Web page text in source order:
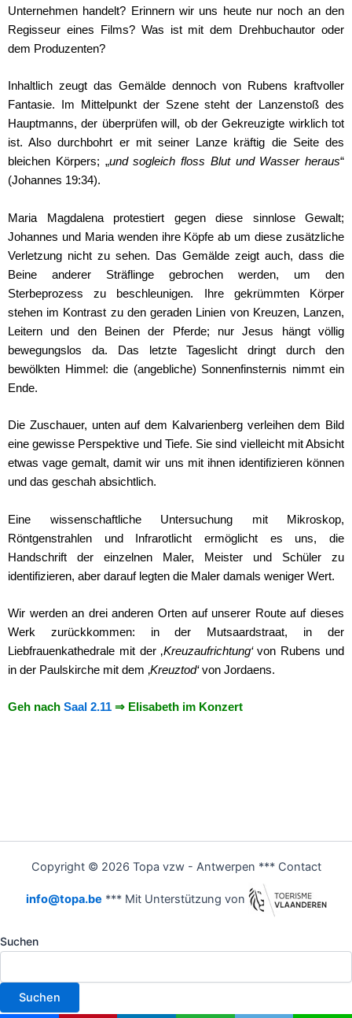
Unternehmen handelt? Erinnern wir uns heute nur noch an den
Regisseur eines Films? Was ist mit dem Drehbuchautor oder
dem Produzenten?
Inhaltlich zeugt das Gemälde dennoch von Rubens kraftvoller
Fantasie. Im Mittelpunkt der Szene steht der Lanzenstoß des
Hauptmanns, der überprüfen will, ob der Gekreuzigte wirklich tot
ist. Also durchbohrt er mit seiner Lanze kräftig die Seite des
bleichen Körpers; „und sogleich floss Blut und Wasser heraus“
(Johannes 19:34).
Maria Magdalena protestiert gegen diese sinnlose Gewalt;
Johannes und Maria wenden ihre Köpfe ab um diese zusätzliche
Verletzung nicht zu sehen. Das Gemälde zeigt auch, dass die
Beine anderer Sträflinge gebrochen werden, um den
Sterbeprozess zu beschleunigen. Ihre gekrümmten Körper
stehen im Kontrast zu den geraden Linien von Kreuzen, Lanzen,
Leitern und den Beinen der Pferde; nur Jesus hängt völlig
bewegungslos da. Das letzte Tageslicht dringt durch den
bewölkten Himmel: die (angebliche) Sonnenfinsternis nimmt ein
Ende.
Die Zuschauer, unten auf dem Kalvarienberg verleihen dem Bild
eine gewisse Perspektive und Tiefe. Sie sind vielleicht mit Absicht
etwas vage gemalt, damit wir uns mit ihnen identifizieren können
und das geschah absichtlich.
Eine wissenschaftliche Untersuchung mit Mikroskop,
Röntgenstrahlen und Infrarotlicht ermöglicht es uns, die
Handschrift der einzelnen Maler, Meister und Schüler zu
identifizieren, aber darauf legten die Maler damals weniger Wert.
Wir werden an drei anderen Orten auf unserer Route auf dieses
Werk zurückkommen: in der Mutsaardstraat, in der
Liebfrauenkathedrale mit der ‚Kreuzaufrichtung‘von Rubens und
in der Paulskirche mit dem ‚Kreuztod‘von Jordaens.
Geh nach Saal 2.11 ⇒ Elisabeth im Konzert
Copyright © 2026 Topa vzw - Antwerpen *** Contact
info@topa.be *** Mit Unterstützung von
Suchen
Suchen